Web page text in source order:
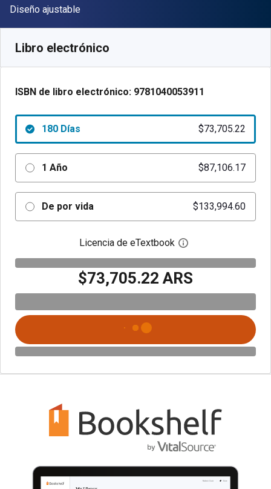
Formato
Diseño ajustable
Libro electrónico
ISBN de libro electrónico: 9781040053911
180 Días $73,705.22
1 Año $87,106.17
De por vida $133,994.60
Licencia de eTextbook Abre el cuadro de
$73,705.22 ARS